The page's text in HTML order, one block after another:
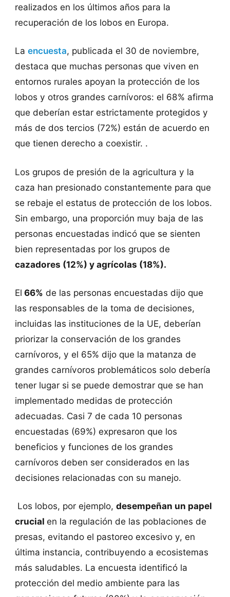
realizados en los últimos años para la
recuperación de los lobos en Europa.
La encuesta, publicada el 30 de noviembre,
destaca que muchas personas que viven en
entornos rurales apoyan la protección de los
lobos y otros grandes carnívoros: el 68% afirma
que deberían estar estrictamente protegidos y
más de dos tercios (72%) están de acuerdo en
que tienen derecho a coexistir. .
Los grupos de presión de la agricultura y la
caza han presionado constantemente para que
se rebaje el estatus de protección de los lobos.
Sin embargo, una proporción muy baja de las
personas encuestadas indicó que se sienten
bien representadas por los grupos de
cazadores (12%) y agrícolas (18%).
El 66% de las personas encuestadas dijo que
las responsables de la toma de decisiones,
incluidas las instituciones de la UE, deberían
priorizar la conservación de los grandes
carnívoros, y el 65% dijo que la matanza de
grandes carnívoros problemáticos solo debería
tener lugar si se puede demostrar que se han
implementado medidas de protección
adecuadas. Casi 7 de cada 10 personas
encuestadas (69%) expresaron que los
beneficios y funciones de los grandes
carnívoros deben ser considerados en las
decisiones relacionadas con su manejo.
Los lobos, por ejemplo, desempeñan un papel
crucial en la regulación de las poblaciones de
presas, evitando el pastoreo excesivo y, en
última instancia, contribuyendo a ecosistemas
más saludables. La encuesta identificó la
protección del medio ambiente para las